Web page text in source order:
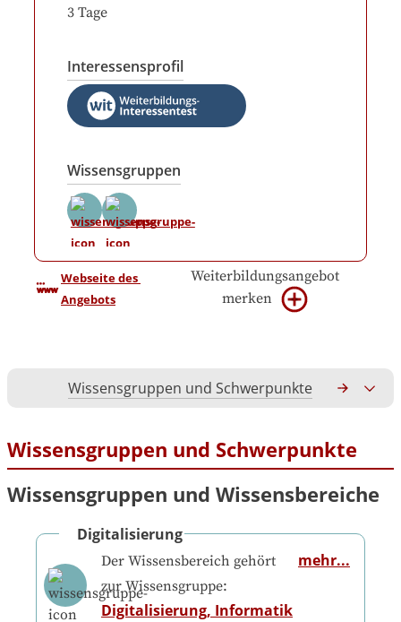
3 Tage
Interessensprofil
Wissensgruppen
Webseite des
Angebots
Weiterbildungsangebot
merken
Wissensgruppen und Schwerpunkte
Wissensgruppen und Schwerpunkte
Wissensgruppen und Wissensbereiche
Digitalisierung
Der Wissensbereich gehört
zur Wissensgruppe:
Digitalisierung, Informatik
mehr...